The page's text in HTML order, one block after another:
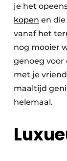
je het
kopen en
vanaf het
nog mooier
genoeg voor
met je
maaltijd
helemaal.